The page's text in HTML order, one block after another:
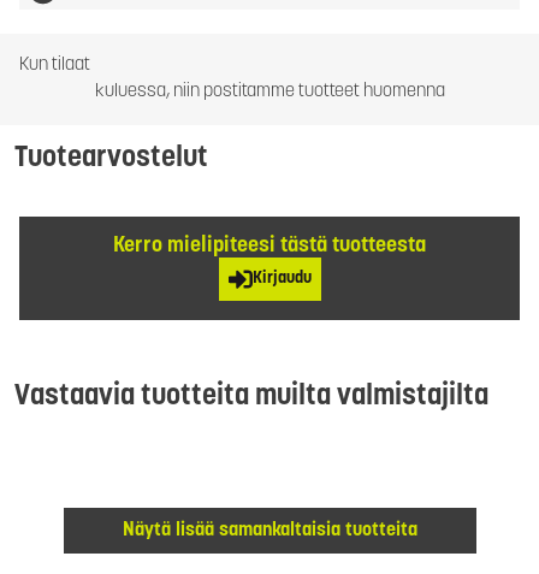
Kun tilaat
kuluessa, niin postitamme tuotteet huomenna
Tuotearvostelut
Kerro mielipiteesi tästä tuotteesta
Kirjaudu
Vastaavia tuotteita muilta valmistajilta
Näytä lisää samankaltaisia tuotteita